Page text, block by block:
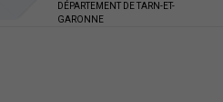
DÉPARTEMENT DE TARN-ET-
GARONNE